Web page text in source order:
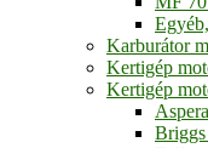
Karburátor
Kertigép
Kertigép
Briggs